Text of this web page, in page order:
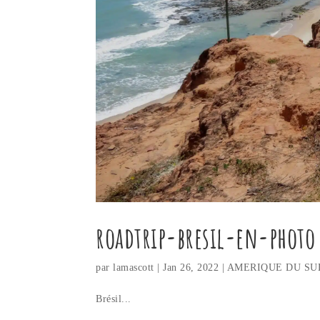
roadtrip-bresil-en-photo
parlamascott |Jan 26, 2022 | AMERIQUE DU
Brésil...